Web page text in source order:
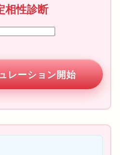
相性診断
レーション開始